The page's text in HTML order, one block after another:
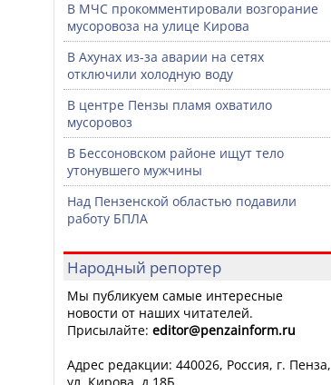
В МЧС прокомментировали возгорание
мусоровоза на улице Кирова
В Ахунах из-за аварии на сетях
отключили холодную воду
В центре Пензы пламя охватило
мусоровоз
В Бессоновском районе ищут тело
утонувшего мужчины
Над Пензенской областью подавили
работу БПЛА
Народный репортер
Мы публикуем самые интересные
новости от наших читателей.
Присылайте: editor@penzainform.ru
Адрес редакции: 440026, Россия, г. Пенза,